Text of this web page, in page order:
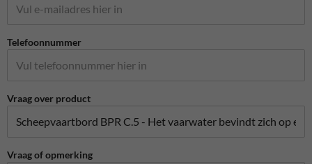
Telefoonnummer
Vraag over product
Vraag of opmerking